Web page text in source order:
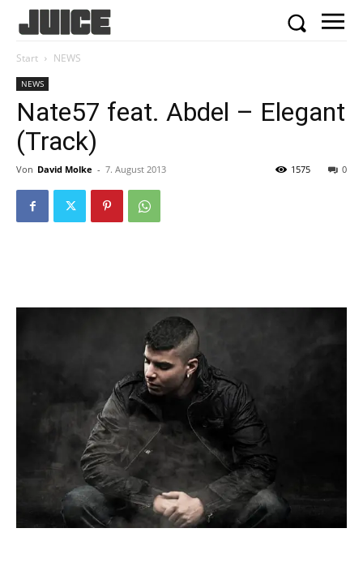
Start NEWS
NEWS
Nate57 feat. Abdel – Elegant
(Track)
Von David Molke - 7. August 2013 0
1575